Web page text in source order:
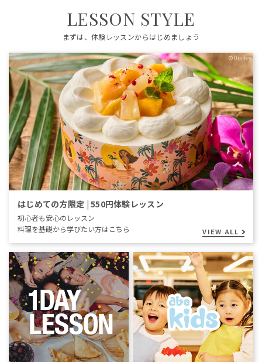
LESSON STYLE
まずは、体験レッスンからはじめましょう
©Disney
はじめての方限定 | 550円体験レッスン
初心者も安心のレッスン
料理を基礎から学びたい方はこちら
VIEW ALL